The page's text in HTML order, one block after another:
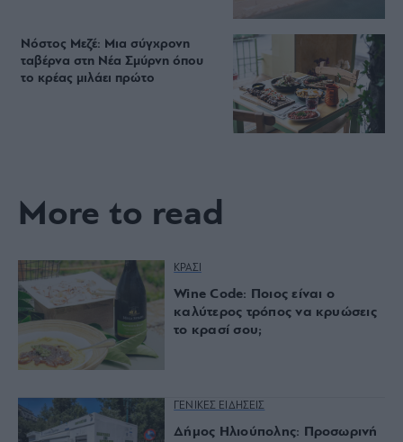
Νόστος Μεζέ: Μια σύγχρονη
ταβέρνα στη Νέα Σμύρνη όπου
το κρέας μιλάει πρώτο
More to read
ΚΡΑΣΙ
Wine Code: Ποιος είναι ο
καλύτερος τρόπος να κρυώσεις
το κρασί σου;
ΓΕΝΙΚΕΣ ΕΙΔΗΣΕΙΣ
Δήμος Ηλιούπολης: Προσωρινή